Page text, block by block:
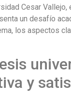
Cesar
un desafío
los aspectos
y